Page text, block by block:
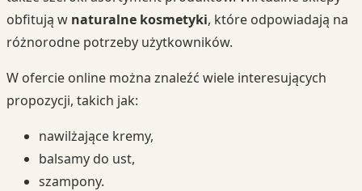
obfitują w naturalne kosmetyki, które odpowiadają na
różnorodne potrzeby użytkowników.
W ofercie online można znaleźć wiele interesujących
propozycji, takich jak:
nawilżające kremy,
balsamy do ust,
szampony.